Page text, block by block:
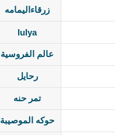
زرقاءاليمامه
lulya
عالم الفروسية
رحايل
تمر حنه
حوكه الموصيبة